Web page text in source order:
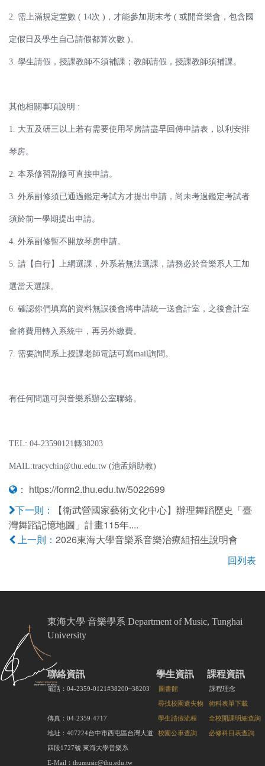
2. 需上滿規定堂數 ( 14次 )，才能參加期末考 ( 或開音樂會，包含國
定假日及學生自己請假都算次數 )。
3. 學生請假，授課教師不須補課；教師請假，授課教師須補課。
其他相關事項說明 :
1. 大五及研三以上若有需要使用琴房請盡早回傳申請表，以利安排
琴房。
2. 本系修習副修可直接申請。
3. 外系副修須已通過鑑定考試方才提出申請，尚未考過鑑定考試者
須於前一學期提出申請。
4. 外系副修暫不開放琴房申請。
5. 請【自行】上網選課，外系若無法選課，請務必於音樂系人工加
選當天選課。
6. 確認你們填寫的資料無誤後會將申請統一送會計室，之後會計室
會將費用轉入系統中，再另外繳費。
7. 需要詢問系上授課老師電話可寫mail詢問。
有任何問題可與音樂系辦公室聯絡。
TEL: 04-23590121轉38203
MAIL:tracychin@thu.edu.tw (池孟娟助教)
： https://form2.thu.edu.tw/5022699
下一則：
【衛武營國家藝術文化中心】辦理舞蹈歷史「臺
灣舞蹈記憶地圖」計畫115年....
上一則： 2026東海大學音樂系音樂治療組招生說明會
回列表
東海大學 音樂學系 Department of Music, Tunghai
University
聯絡資訊
電話：04-2359-0121#38200~38203
傳真：04-2359-4717
地址：407224台中市西屯區台灣大道
四段1727號 東海大學音樂系
E-Mail：thumusic@thu.edu.tw
學生資訊
圖書館
尋找校園遺失物
學生請假流程
校園公車查詢
課程資訊
課程理念
術科表單下載
全校開課明細查詢
必修科目表查詢